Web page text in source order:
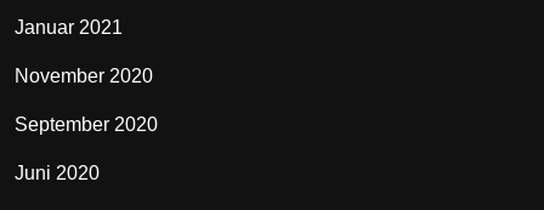
Januar 2021
November 2020
September 2020
Juni 2020